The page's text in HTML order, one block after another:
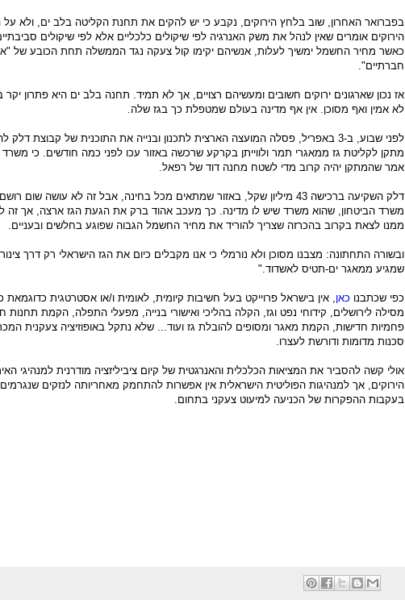
בפברואר האחרון, שוב בלחץ הירוקים, נקבע כי יש להקים את תחנת הקליטה בלב ים, ולא על
הירוקים אומרים שאין לנהל את משק האנרגיה לפי שיקולים כלכליים אלא לפי שיקולים
כאשר מחיר החשמל ימשיך לעלות, אנשיהם יקימו קול צעקה נגד הממשלה תחת הכובע של
חברתיים".
אז נכון שארגונים ירוקים חשובים ומעשיהם רצויים, אך לא תמיד. תחנה בלב ים היא פתרון יקר
לא אמין ואף מסוכן. אין אף מדינה בעולם שמטפלת כך בגז שלה.
לפני שבוע, ב-3 באפריל, פסלה המועצה הארצית לתכנון ובנייה את התוכנית של קבוצת
מתקן לקליטת גז ממאגרי תמר ולווייתן בקרקע שרכשה באזור עכו לפני כמה חודשים. כי משרד
אמר שהמתקן יהיה קרוב מדי לשטח מחנה דוד של רפאל.
דלק השקיעה ברכישה 43 מיליון שקל, באזור שמתאים מכל בחינה, אבל זה לא עושה שום
משרד הביטחון, שהוא משרד שיש לו מדינה. כך מעכב אהוד ברק את הגעת הגז ארצה, אך זה
ממנו לצאת בקרוב בהכרזה שצריך להוריד את מחיר החשמל הגבוה שפוגע בחלשים ובעניים.
ובשורה התחתונה: מצבנו מסוכן ולא נורמלי כי אנו מקבלים כיום את הגז הישראלי רק דרך
שמגיע ממאגר ים-תטיס לאשדוד."
כפי שכתבנו כאן , אין בישראל
מסילה לירושלים, קידוחי נפט וגז, הקלה בהליכי ואישורי בנייה, מפעלי התפלה, הקמת תחנות
פחמיות חדישות, הקמת מאגר ומסופים להובלת גז ועוד... שלא נתקל באופוזיציה צעקנית
סכנות מדומות ודורשת לעצרו.
אולי קשה להסביר את המציאות הכלכלית והאנרגטית של קיום ציביליזציה מודרנית למנהיגי
הירוקים, אך למנהיגות הפוליטית הישראלית אין אפשרות להתחמק מאחריותה לנזקים שנגרמים
בעקבות ההפקרות של הכניעה למיעוט צעקני בתחום.